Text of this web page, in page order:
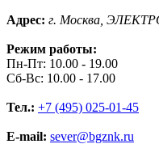
Адрес: г. Москва,
Режим работы:
Пн-Пт: 10.00 - 19.00
Сб-Вс: 10.00 - 17.00
Тел.: +7 (495) 025-01-45
E-mail: sever@bgznk.ru